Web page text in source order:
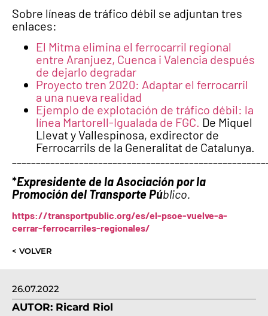
26.07.2022
AUTOR: Ricard Riol
Sobre líneas de tráfico débil se adjuntan tres
enlaces:
El Mitma elimina el ferrocarril regional
entre Aranjuez, Cuenca i Valencia después
de dejarlo degradar
Proyecto tren 2020: Adaptar el ferrocarril
a una nueva realidad
Ejemplo de explotación de tráfico débil: la
línea Martorell-Igualada de FGC. De Miquel
Llevat y Vallespinosa, exdirector de
Ferrocarrils de la Generalitat de Catalunya.
*Expresidente de la Asociación por la
Promoción del Transporte Público.
https://transportpublic.org/es/el-psoe-vuelve-a-
cerrar-ferrocarriles-regionales/
< VOLVER